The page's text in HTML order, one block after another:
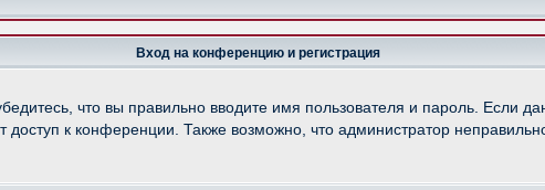
Вход на конференцию и регистрация
что вы правильно вводите имя пользователя и пароль. Если
к конференции. Также возможно, что администратор